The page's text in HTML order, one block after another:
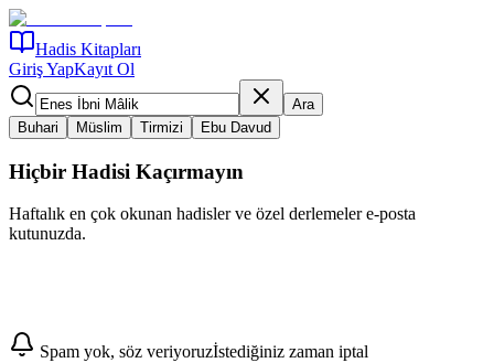
Hadis Kitapları
Giriş YapKayıt Ol
Ara
Buhari
Müslim Tirmizi Ebu Davud
Hiçbir Hadisi Kaçırmayın
Haftalık en çok okunan hadisler ve özel derlemeler e-posta
kutunuzda.
Abone Ol
Spam yok, söz veriyoruzİstediğiniz zaman iptal